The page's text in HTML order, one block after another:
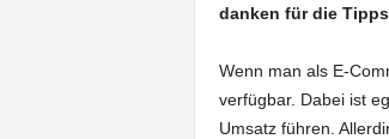
danken für die
Wenn man als E-
verfügbar. Dabei ist
Umsatz führen.